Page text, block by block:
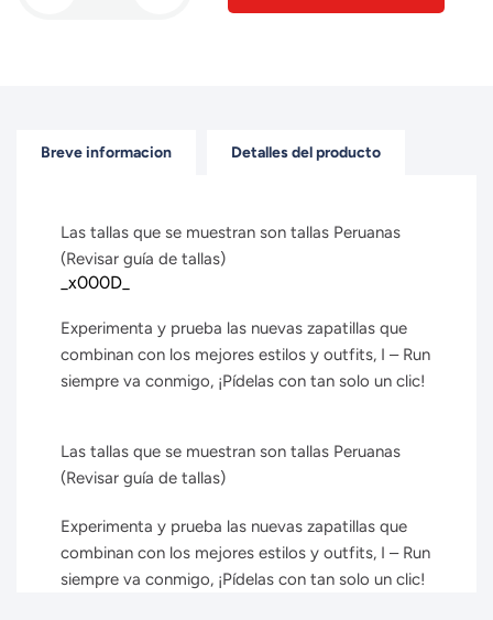
Breve informacion Detalles del producto
Las tallas que se muestran son tallas Peruanas
(Revisar guía de tallas)
_x000D_
Experimenta y prueba las nuevas zapatillas que
combinan con los mejores estilos y outfits, I – Run
siempre va conmigo, ¡Pídelas con tan solo un clic!
Las tallas que se muestran son tallas Peruanas
(Revisar guía de tallas)
Experimenta y prueba las nuevas zapatillas que
combinan con los mejores estilos y outfits, I – Run
siempre va conmigo, ¡Pídelas con tan solo un clic!